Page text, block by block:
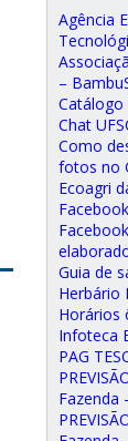
Agência
–
Catálogo
Chat
Como
fotos no
Ecoagri
Guia de
Herbário
Horários
Infoteca
PAG
Fazenda